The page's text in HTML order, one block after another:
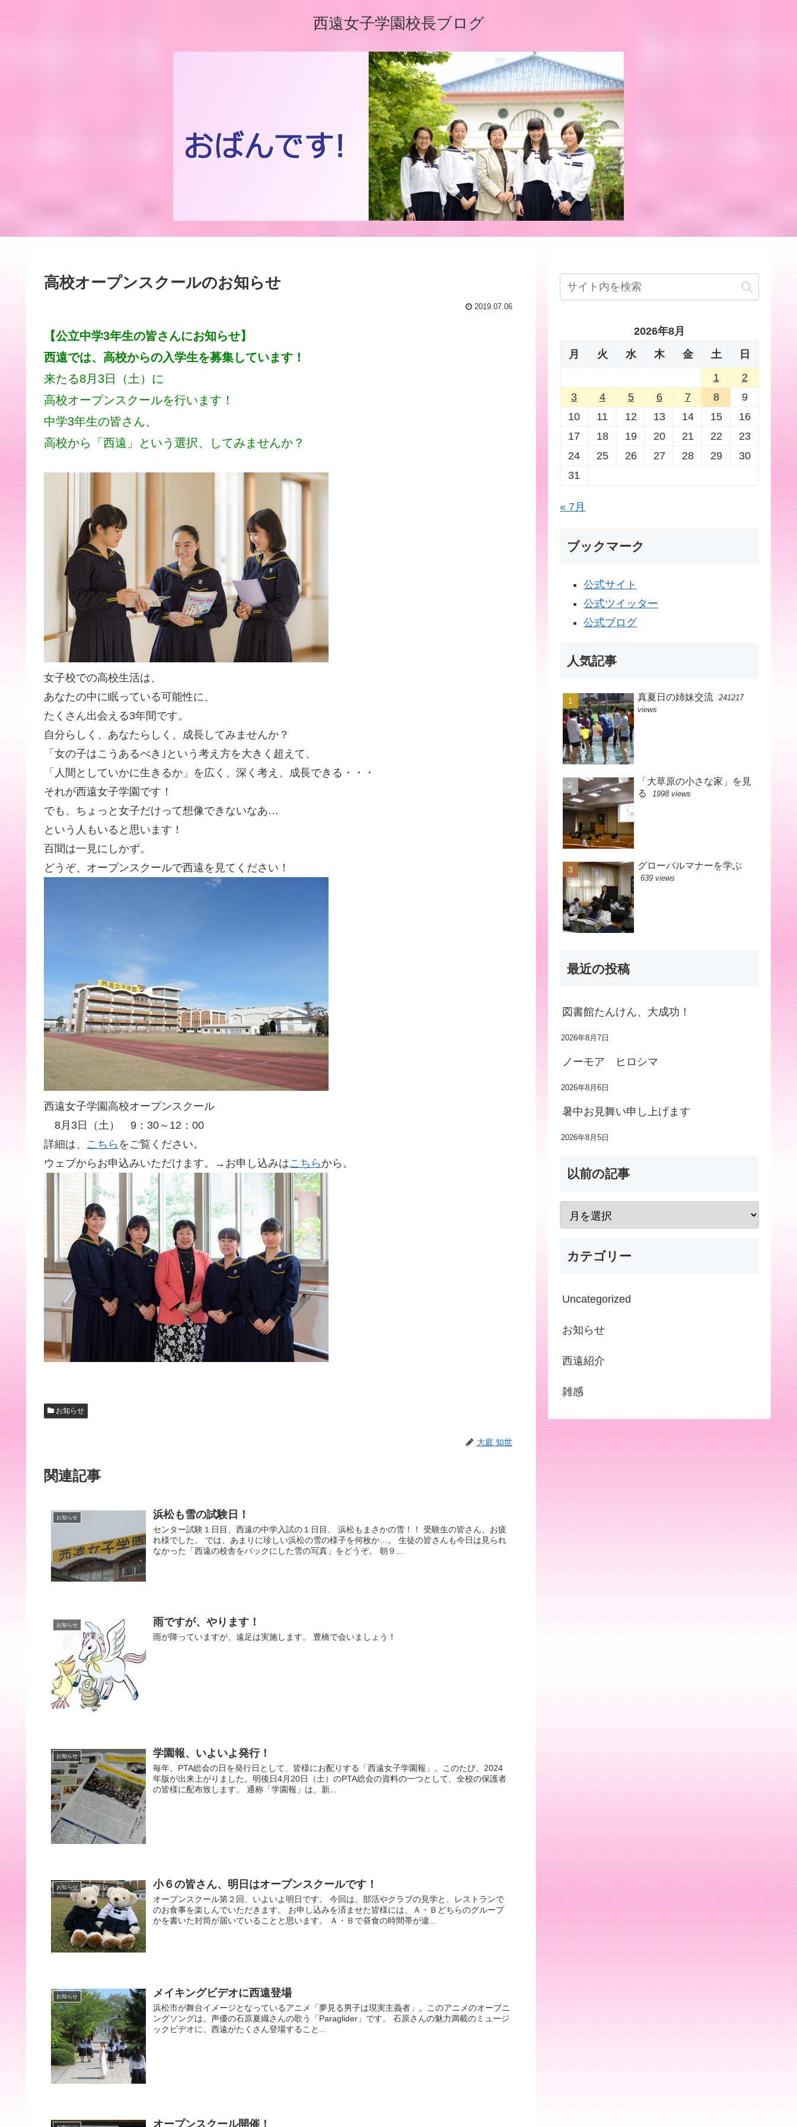
西遠女子学園校長ブログ
高校オープンスクールのお知らせ
2019.07.06
【公立中学3年生の皆さんにお知らせ】
西遠では、高校からの入学生を募集しています！
来たる8月3日（土）に
高校オープンスクールを行います！
中学3年生の皆さん、
高校から「西遠」という選択、してみませんか？
女子校での高校生活は、
あなたの中に眠っている可能性に、
たくさん出会える3年間です。
自分らしく、あなたらしく、成長してみませんか？
「女の子はこうあるべき｣という考え方を大きく超えて、
「人間としていかに生きるか」を広く、深く考え、成長できる・・・
それが西遠女子学園です！
でも、ちょっと女子だけって想像できないなあ…
という人もいると思います！
百聞は一見にしかず。
どうぞ、オープンスクールで西遠を見てください！
西遠女子学園高校オープンスクール
8月3日（土） 9：30～12：00
詳細は、 こちら をご覧ください。
ウェブからお申込みいただけます。→お申し込みはこちら から。
お知らせ
大庭 知世
関連記事
お知らせ 浜松も雪の試験日！
センター試験１日目、西遠の中学入試の１日目、 浜松もまさかの雪！！ 受験生の皆さん、お疲
れ様でした。 では、あまりに珍しい浜松の雪の様子を何枚か…。 生徒の皆さんも今日は見られ
なかった「西遠の校舎をバックにした雪の写真」をどうぞ。 朝９...
お知らせ 雨ですが、やります！
雨が降っていますが、遠足は実施します。 豊橋で会いましょう！
お知らせ 学園報、いよいよ発行！
毎年、PTA総会の日を発行日として、皆様にお配りする「西遠女子学園報」。このたび、2024
年版が出来上がりました。明後日4月20日（土）のPTA総会の資料の一つとして、全校の保護者
の皆様に配布致します。 通称「学園報」は、新...
お知らせ 小６の皆さん、明日はオープンスクールです！
オープンスクール第２回、いよいよ明日です。 今回は、部活やクラブの見学と、レストランで
のお食事を楽しんでいただきます。 お申し込みを済ませた皆様には、Ａ・Ｂどちらのグループ
かを書いた封筒が届いていることと思います。 Ａ・Ｂで昼食の時間帯が違...
お知らせ メイキングビデオに西遠登場
浜松市が舞台イメージとなっているアニメ「夢見る男子は現実主義者」。このアニメのオープニ
ングソングは、声優の石原夏織さんの歌う「Paraglider」です。 石原さんの魅力満載のミュージ
ックビデオに、西遠がたくさん登場すること...
オープンスクール開催！
2026年8月
月
火 水 木 金 土
日
1
2
3
4 5 6 7 8
9
10
11 12 13 14 15
16
17
18 19 20 21 22
23
24
25 26 27 28 29
30
31
« 7月
ブックマーク
公式サイト
公式ツイッター
公式ブログ
人気記事
真夏日の姉妹交流 241217
views
「大草原の小さな家」を見
る
1998 views
グローバルマナーを学ぶ
639 views
最近の投稿
図書館たんけん、大成功！
2026年8月7日
ノーモア ヒロシマ
2026年8月6日
暑中お見舞い申し上げます
2026年8月5日
以前の記事
カテゴリー
Uncategorized
お知らせ
西遠紹介
雑感